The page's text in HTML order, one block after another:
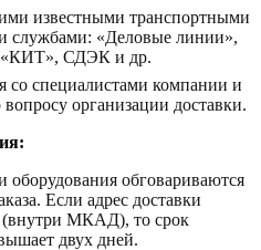
известными транспортными
службами: «Деловые линии»,
«КИТ», СДЭК и др.
со специалистами компании и
организации доставки.
обговариваются
Если адрес доставки
(внутри МКАД), то срок
двух дней.